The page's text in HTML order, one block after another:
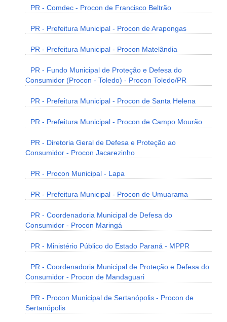
PR - Comdec - Procon de Francisco Beltrão
PR - Prefeitura Municipal - Procon de Arapongas
PR - Prefeitura Municipal - Procon Matelândia
PR - Fundo Municipal de Proteção e Defesa do
Consumidor (Procon - Toledo) - Procon Toledo/PR
PR - Prefeitura Municipal - Procon de Santa Helena
PR - Prefeitura Municipal - Procon de Campo Mourão
PR - Diretoria Geral de Defesa e Proteção ao
Consumidor - Procon Jacarezinho
PR - Procon Municipal - Lapa
PR - Prefeitura Municipal - Procon de Umuarama
PR - Coordenadoria Municipal de Defesa do
Consumidor - Procon Maringá
PR - Ministério Público do Estado Paraná - MPPR
PR - Coordenadoria Municipal de Proteção e Defesa do
Consumidor - Procon de Mandaguari
PR - Procon Municipal de Sertanópolis - Procon de
Sertanópolis